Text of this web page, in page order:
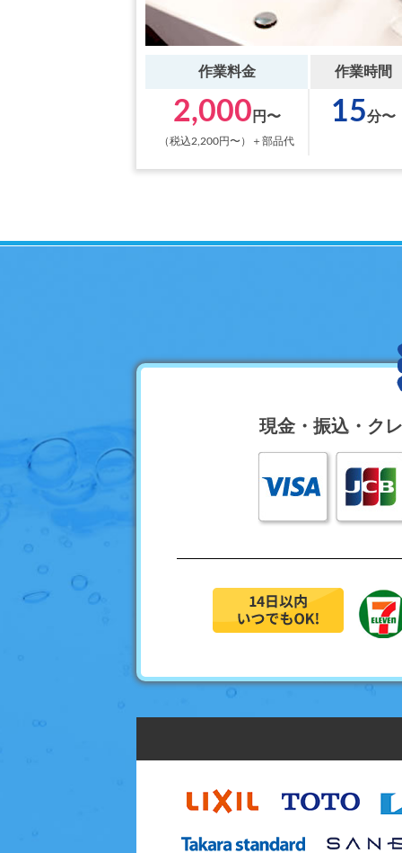
作業料金 作業時間
2,000 円〜
（税込2,200円〜）＋部品代
15分〜
現金・振込・ク